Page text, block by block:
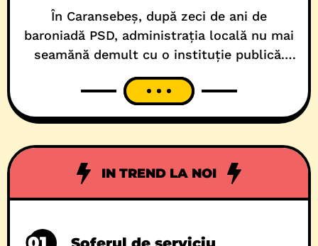
În Caransebeș, după zeci de ani de
baroniadă PSD, administrația locală nu mai
seamănă demult cu o instituție publică.
Seamănă mai degrabă cu o aplicație de
ride-sharing pentru influență. Apeși pe un
buton, vine un Duster (B-123-KPX), urcă
la finalul cursei, apare și contractul cu
statul. În mod oficial,
IN TREND LA NOI